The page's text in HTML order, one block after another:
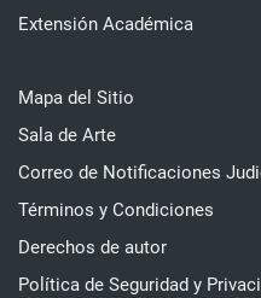
Extensión Académica
Mapa del Sitio
Sala de Arte
Correo de Notificaciones
Términos y Condiciones
Derechos de autor
Política de Seguridad y